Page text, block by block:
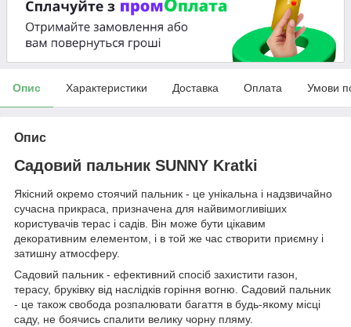
Опис Характеристики Доставка Оплата Умови
Опис
Садовий пальник SUNNY Kratki
Якісний окремо стоячий пальник - це унікальна і надзвичайно
сучасна прикраса, призначена для найвимогливіших
користувачів терас і садів. Він може бути цікавим
декоративним елементом, і в той же час створити приємну і
затишну атмосферу.
Садовий пальник - ефективний спосіб захистити газон,
терасу, бруківку від наслідків горіння вогню. Садовий пальник
- це також свобода розпалювати багаття в будь-якому місці
саду, не боячись спалити велику чорну пляму.